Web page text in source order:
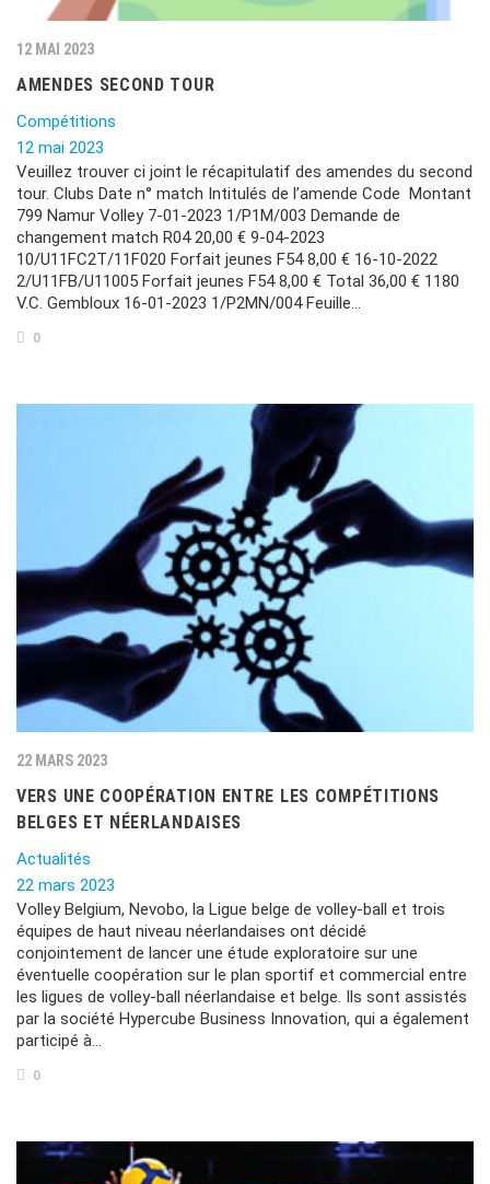
12 MAI 2023
AMENDES SECOND TOUR
Compétitions
12 mai 2023
Veuillez trouver ci joint le récapitulatif des amendes du second
tour. Clubs Date n° match Intitulés de l’amende Code Montant
799 Namur Volley 7-01-2023 1/P1M/003 Demande de
changement match R04 20,00 € 9-04-2023
10/U11FC2T/11F020 Forfait jeunes F54 8,00 € 16-10-2022
2/U11FB/U11005 Forfait jeunes F54 8,00 € Total 36,00 € 1180
V.C. Gembloux 16-01-2023 1/P2MN/004 Feuille…
0
22 MARS 2023
VERS UNE COOPÉRATION ENTRE LES COMPÉTITIONS
BELGES ET NÉERLANDAISES
Actualités
22 mars 2023
Volley Belgium, Nevobo, la Ligue belge de volley-ball et trois
équipes de haut niveau néerlandaises ont décidé
conjointement de lancer une étude exploratoire sur une
éventuelle coopération sur le plan sportif et commercial entre
les ligues de volley-ball néerlandaise et belge. Ils sont assistés
par la société Hypercube Business Innovation, qui a également
participé à…
0